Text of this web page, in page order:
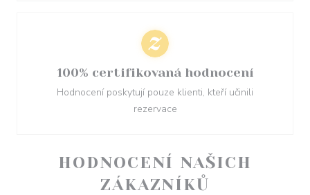
HODNOCENÍ NAŠICH
ZÁKAZNÍKŮ
100% certifikovaná hodnocení
Hodnocení poskytují pouze klienti, kteří učinili
rezervace